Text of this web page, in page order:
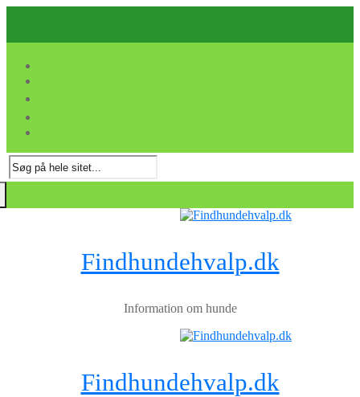
indhold
Søg
efter:
Findhundehvalp.dk
Information om hunde
Findhundehvalp.dk